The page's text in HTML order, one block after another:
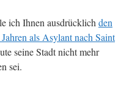
ich Ihnen ausdrücklich den
als Asylant nach Saint
seine Stadt nicht mehr
sei.